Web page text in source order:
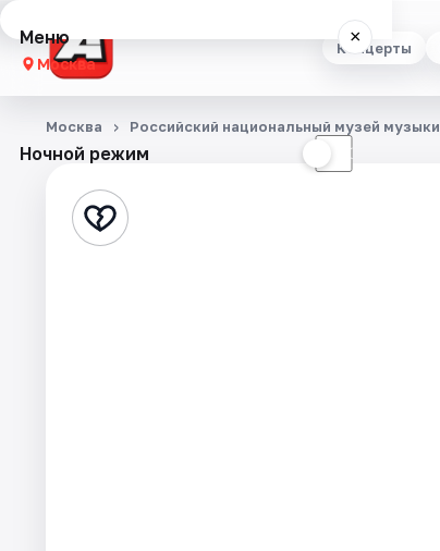
Концерты
Меню ×
Москва
Концерты
Стендап
Ночной режим ☾
Москва Российский национальный музей музыки